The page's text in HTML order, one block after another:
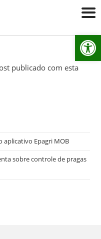
publicado com esta
aplicativo Epagri MOB
sobre controle de pragas